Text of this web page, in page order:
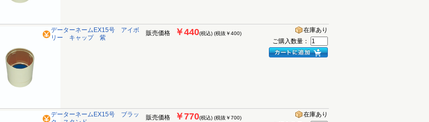
データーネームEX15号 アイボ
リー キャップ 紫
販売価格 ￥440(税込) (税抜￥400)
在庫あり
ご購入数量：
データーネームEX15号 ブラッ
販売価格 ￥770(税込) (税抜￥700)
在庫あり